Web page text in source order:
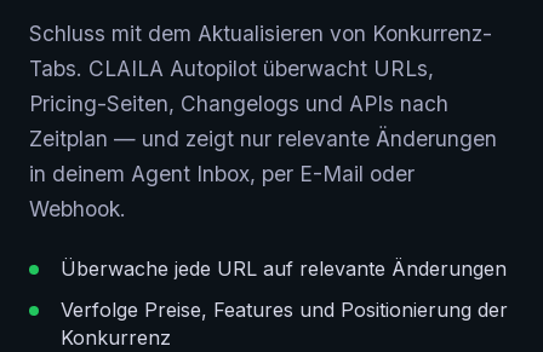
Schluss mit dem Aktualisieren von Konkurrenz-
Tabs. CLAILA Autopilot überwacht URLs,
Pricing-Seiten, Changelogs und APIs nach
Zeitplan — und zeigt nur relevante Änderungen
in deinem Agent Inbox, per E-Mail oder
Webhook.
Überwache jede URL auf relevante Änderungen
Verfolge Preise, Features und Positionierung der
Konkurrenz